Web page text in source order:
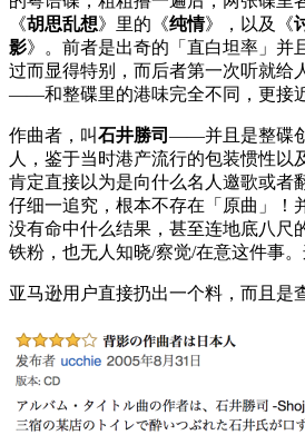
《胡思乱想》里的《纯情》，以及《
影》。前者是出奇的「直白坦率」并
过而显得特别，而后者第一次听就给
——和整碟里的港味完全不同，更接
作曲者，叫石井勝司 ——并且是整碟
人，鉴于当时港产流行的包装惯性以
肯定直接以为是向什么名人邀歌或者
仔细一追究，根本不存在「原曲」！
没有命中什么结果，甚至连地底八尺
铁粉，也无人知晓/察觉/在意这件事。
亚马逊用户直接扔出一个料，而且